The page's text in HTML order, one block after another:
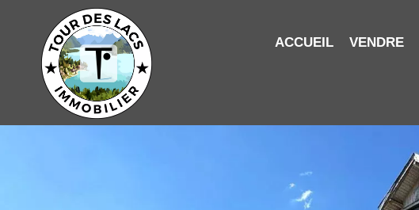
ACCUEIL VENDRE